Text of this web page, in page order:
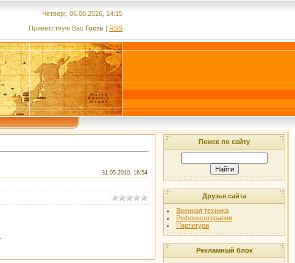
Четверг, 06.08.2026, 14:15
Приветствую Вас Гость | RSS
31.05.2010, 16:54
Поиск по сайту
Друзья сайта
Военная техника
Рефлексотерапия
Партитура
Рекламный блок